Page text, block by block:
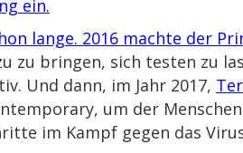
ein.
lange. 2016 machte der
zu bringen, sich testen zu
Und dann, im Jahr 2017,
um der
im Kampf gegen das